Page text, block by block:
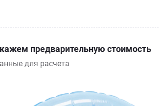
предварительную стоимость
для расчета